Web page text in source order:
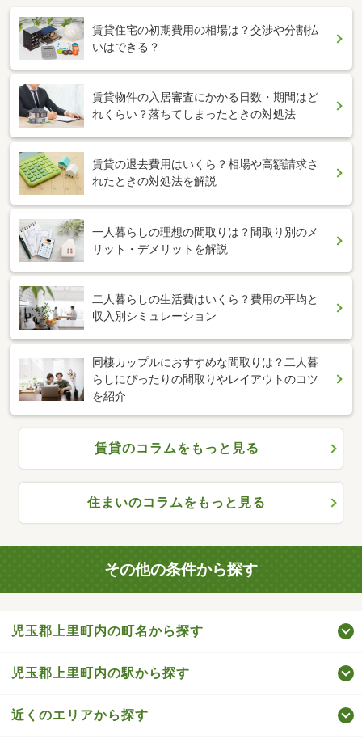
賃貸住宅の初期費用の相場は？交渉や分割払
いはできる？
賃貸物件の入居審査にかかる日数・期間はど
れくらい？落ちてしまったときの対処法
賃貸の退去費用はいくら？相場や高額請求さ
れたときの対処法を解説
一人暮らしの理想の間取りは？間取り別のメ
リット・デメリットを解説
二人暮らしの生活費はいくら？費用の平均と
収入別シミュレーション
同棲カップルにおすすめな間取りは？二人暮
らしにぴったりの間取りやレイアウトのコツ
を紹介
賃貸のコラムをもっと見る
住まいのコラムをもっと見る
その他の条件から探す
児玉郡上里町内の町名から探す
児玉郡上里町内の駅から探す
近くのエリアから探す